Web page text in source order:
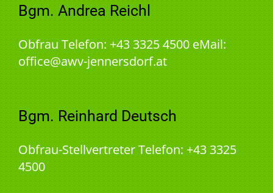
Bgm. Andrea Reichl
Obfrau Telefon: +43 3325 4500 eMail:
office@awv-jennersdorf.at
Bgm. Reinhard Deutsch
Obfrau-Stellvertreter Telefon: +43 3325
4500